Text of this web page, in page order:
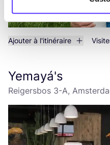
Ajouter à l'itinéraire
Yemayá's
Reigersbos 3-A,